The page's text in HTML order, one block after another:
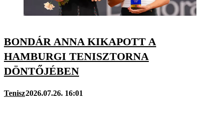
BONDÁR ANNA KIKAPOTT A
HAMBURGI TENISZTORNA
DÖNTŐJÉBEN
Tenisz2026.07.26. 16:01